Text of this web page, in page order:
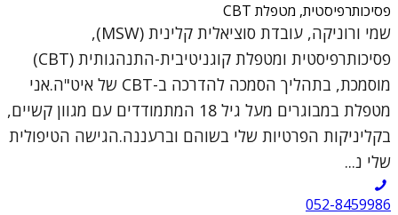
פסיכותרפיסטית, מטפלת CBT
שמי ורוניקה, עובדת סוציאלית קלינית (MSW),
פסיכותרפיסטית ומטפלת קוגניטיבית-התנהגותית (CBT)
מוסמכת, בתהליך הסמכה להדרכה ב-CBT של איט"ה.אני
מטפלת במבוגרים מעל גיל 18 המתמודדים עם מגוון קשיים,
בקליניקות הפרטיות שלי בשוהם וברעננה.הגישה הטיפולית
שלי נ...
052-8459986